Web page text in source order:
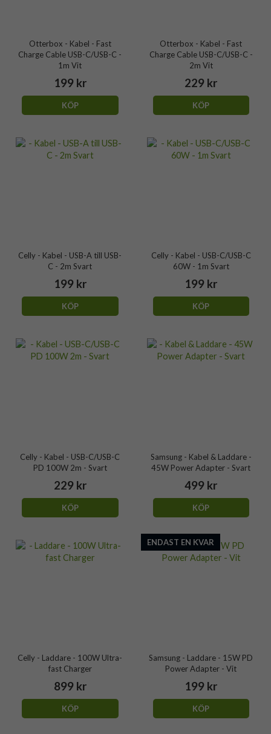
Otterbox - Kabel - Fast
Charge Cable USB-C/USB-C -
1m Vit
199 kr
KÖP
Otterbox - Kabel - Fast
Charge Cable USB-C/USB-C -
2m Vit
229 kr
KÖP
Celly - Kabel - USB-A till USB-
C - 2m Svart
199 kr
KÖP
Celly - Kabel - USB-C/USB-C
60W - 1m Svart
199 kr
KÖP
Celly - Kabel - USB-C/USB-C
PD 100W 2m - Svart
229 kr
KÖP
Samsung - Kabel & Laddare -
45W Power Adapter - Svart
499 kr
KÖP
Celly - Laddare - 100W Ultra-
fast Charger
899 kr
KÖP
ENDAST EN KVAR
Samsung - Laddare - 15W PD
Power Adapter - Vit
199 kr
KÖP